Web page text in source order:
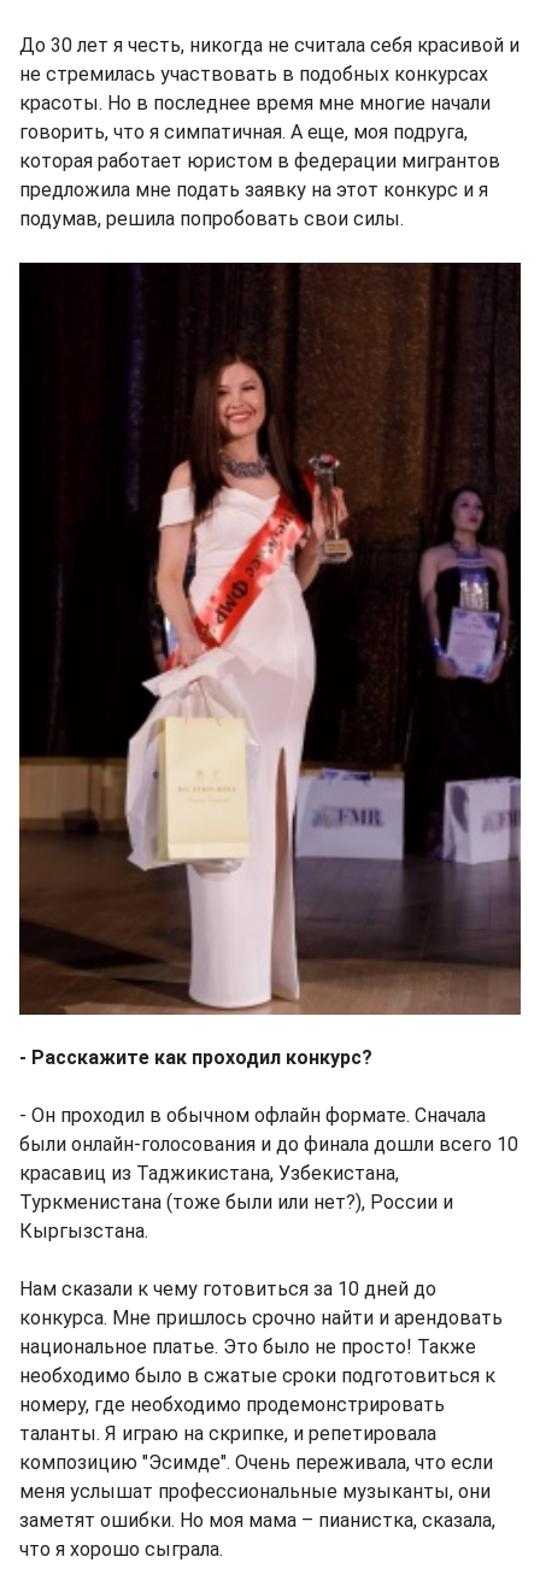
До 30 лет я честь, никогда не считала себя красивой и
не стремилась участвовать в подобных конкурсах
красоты. Но в последнее время мне многие начали
говорить, что я симпатичная. А еще, моя подруга,
которая работает юристом в федерации мигрантов
предложила мне подать заявку на этот конкурс и я
подумав, решила попробовать свои силы.
- Расскажите как проходил конкурс?
- Он проходил в обычном офлайн формате. Сначала
были онлайн-голосования и до финала дошли всего 10
красавиц из Таджикистана, Узбекистана,
Туркменистана (тоже были или нет?), России и
Кыргызстана.
Нам сказали к чему готовиться за 10 дней до
конкурса. Мне пришлось срочно найти и арендовать
национальное платье. Это было не просто! Также
необходимо было в сжатые сроки подготовиться к
номеру, где необходимо продемонстрировать
таланты. Я играю на скрипке, и репетировала
композицию "Эсимде". Очень переживала, что если
меня услышат профессиональные музыканты, они
заметят ошибки. Но моя мама – пианистка, сказала,
что я хорошо сыграла.